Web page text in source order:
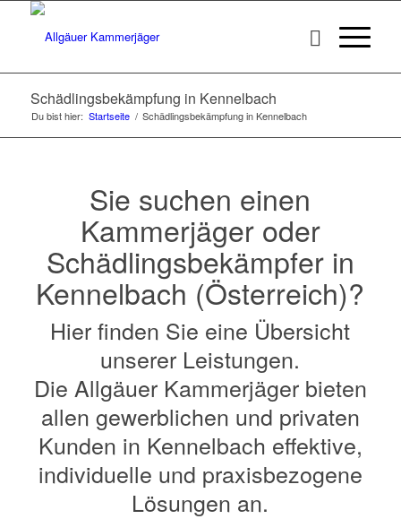
Schädlingsbekämpfung in Kennelbach
Du bist hier: Startseite / Schädlingsbekämpfung in Kennelbach
Sie suchen einen
Kammerjäger oder
Schädlingsbekämpfer in
Kennelbach (Österreich)?
Hier finden Sie eine Übersicht
unserer Leistungen.
Die Allgäuer Kammerjäger bieten
allen gewerblichen und privaten
Kunden in Kennelbach effektive,
individuelle und praxisbezogene
Lösungen an.